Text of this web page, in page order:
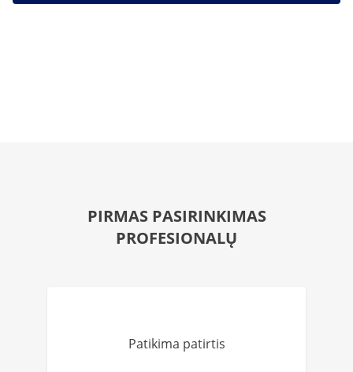
PIRMAS PASIRINKIMAS
PROFESIONALŲ
Patikima patirtis